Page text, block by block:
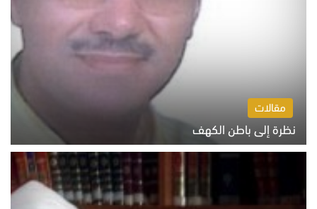
مقالات
نظرة إلى باطن الكهف
السبت 8 أغسطس 2026 11:04 ص